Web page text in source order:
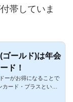
帯していま
ゴールド)は年会
ド！
ーがお得になることで
ード・プラスという